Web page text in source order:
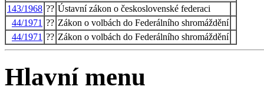
143/1968 ?? Ústavní zákon o československé federaci
44/1971 ?? Zákon o volbách do Federálního shromáždění
44/1971 ?? Zákon o volbách do Federálního shromáždění
Hlavní menu